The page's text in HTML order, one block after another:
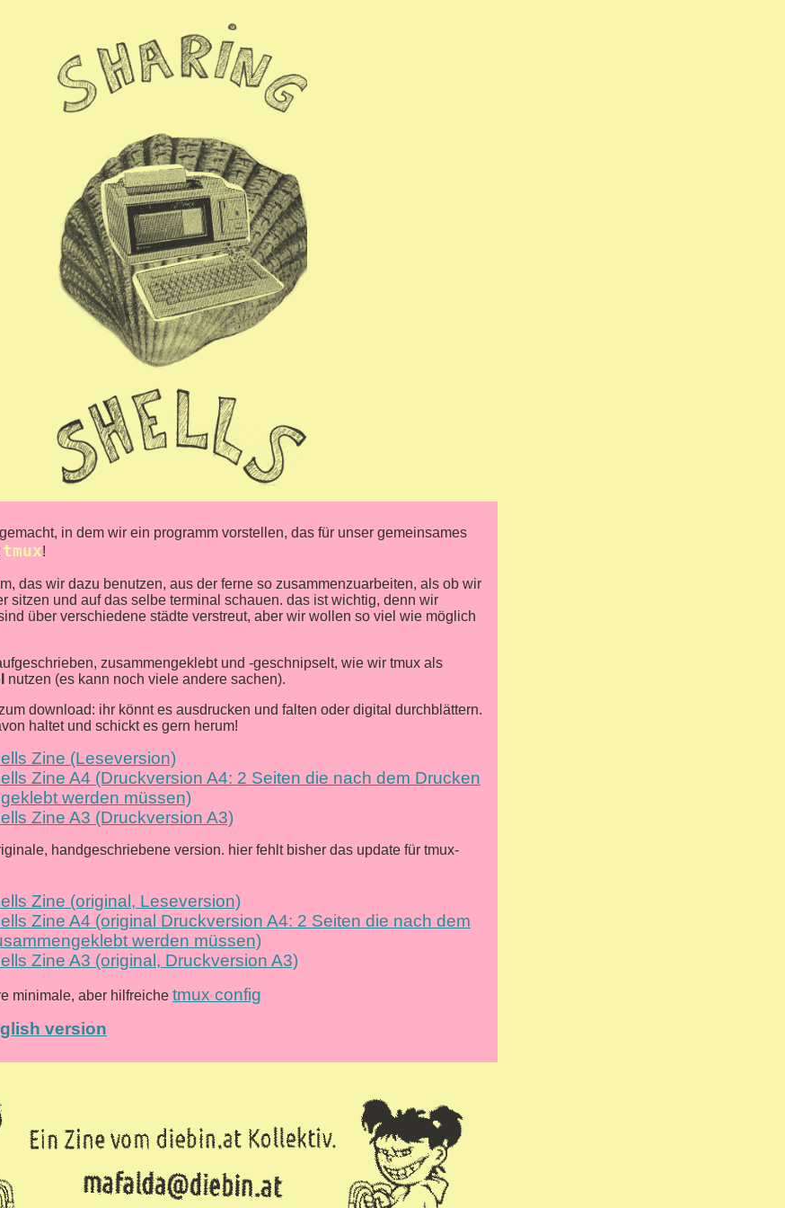
in dem wir ein programm vorstellen, das für unser gemeinsames
tmux!
das wir dazu benutzen, aus der ferne so zusammenzuarbeiten, als ob wir
sitzen und auf das selbe terminal schauen. das ist wichtig, denn wir
über verschiedene städte verstreut, aber wir wollen so viel wie möglich
zusammengeklebt und -geschnipselt, wie wir tmux als
nutzen (es kann noch viele andere sachen).
download: ihr könnt es ausdrucken und falten oder digital durchblättern.
haltet und schickt es gern herum!
Zine (Leseversion)
Zine A4 (Druckversion A4: 2 Seiten die nach dem Drucken
werden müssen)
Zine A3 (Druckversion A3)
handgeschriebene version. hier fehlt bisher das update für tmux-
Zine (original, Leseversion)
Zine A4 (original Druckversion A4: 2 Seiten die nach dem
werden müssen)
Zine A3 (original, Druckversion A3)
minimale, aber hilfreiche tmux config
version